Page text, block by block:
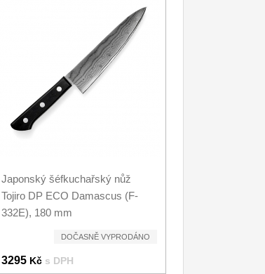
Japonský šéfkuchařský nůž
Tojiro DP ECO Damascus (F-
332E), 180 mm
DOČASNĚ VYPRODÁNO
3295 Kč s DPH